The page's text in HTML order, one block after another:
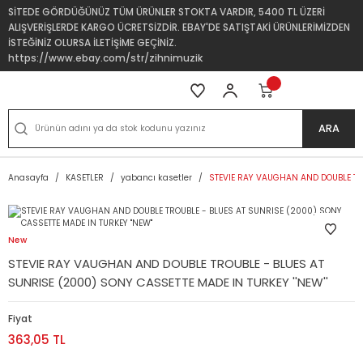
SİTEDE GÖRDÜĞÜNÜZ TÜM ÜRÜNLER STOKTA VARDIR, 5400 TL ÜZERİ
ALIŞVERİŞLERDE KARGO ÜCRETSİZDİR. EBAY'DE SATIŞTAKİ ÜRÜNLERİMİZDEN
İSTEĞİNİZ OLURSA İLETİŞİME GEÇİNİZ.
https://www.ebay.com/str/zihnimuzik
ARA
Anasayfa KASETLER yabancı kasetler STEVIE RAY VAUGHAN AND DOUBLE
New
STEVIE RAY VAUGHAN AND DOUBLE TROUBLE - BLUES AT
SUNRISE (2000) SONY CASSETTE MADE IN TURKEY ''NEW''
Fiyat
363,05 TL